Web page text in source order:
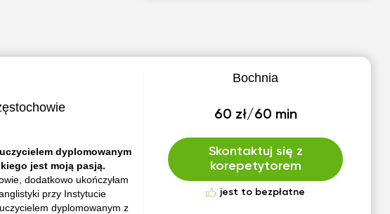
dyplomowanym
jest moją pasją.
dodatkowo ukończyłam
przy Instytucie
dyplomowanym z
Bochnia
60 zł/60 min
Skontaktuj się z
korepetytorem
jest to bezpłatne